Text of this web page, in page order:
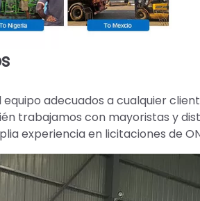
adecuados a cualquier
trabajamos con mayoristas y
experiencia en licitaciones de